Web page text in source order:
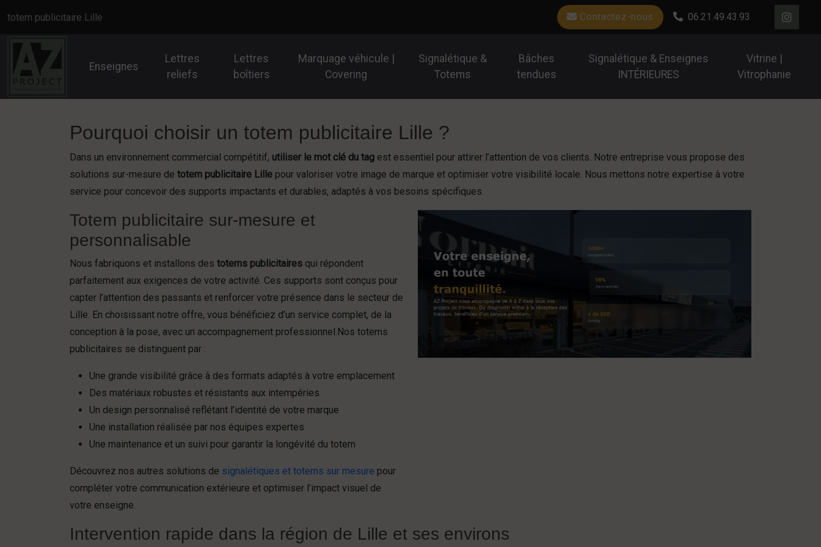
totem publicitaire Lille Contactez-nous 06.21.49.43.93
Enseignes
Lettres
reliefs
Lettres
boîtiers
Marquage véhicule |
Covering
Signalétique &
Totems
Bâches
tendues
Signalétique & Enseignes
INTÉRIEURES
Vitrine |
Vitrophanie
Pourquoi choisir un totem publicitaire Lille ?
Dans un environnement commercial compétitif, utiliser le mot clé du tag est essentiel pour attirer l’attention de vos clients. Notre entreprise vous propose des
solutions sur-mesure de totem publicitaire Lille pour valoriser votre image de marque et optimiser votre visibilité locale. Nous mettons notre expertise à votre
service pour concevoir des supports impactants et durables, adaptés à vos besoins spécifiques.
Totem publicitaire sur-mesure et
personnalisable
Nous fabriquons et installons des totems publicitaires qui répondent
parfaitement aux exigences de votre activité. Ces supports sont conçus pour
capter l’attention des passants et renforcer votre présence dans le secteur de
Lille. En choisissant notre offre, vous bénéficiez d’un service complet, de la
conception à la pose, avec un accompagnement professionnel.Nos totems
publicitaires se distinguent par :
Une grande visibilité grâce à des formats adaptés à votre emplacement
Des matériaux robustes et résistants aux intempéries
Un design personnalisé reflétant l’identité de votre marque
Une installation réalisée par nos équipes expertes
Une maintenance et un suivi pour garantir la longévité du totem
Découvrez nos autres solutions de signalétiques et totems sur mesure pour
compléter votre communication extérieure et optimiser l’impact visuel de
votre enseigne.
Intervention rapide dans la région de Lille et ses environs